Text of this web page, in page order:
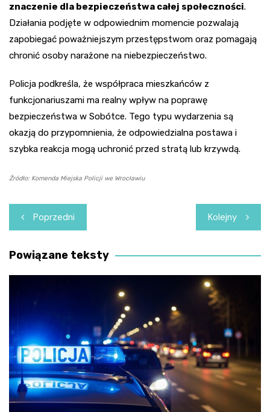
znaczenie dla bezpieczeństwa całej społeczności.
Działania podjęte w odpowiednim momencie pozwalają
zapobiegać poważniejszym przestępstwom oraz pomagają
chronić osoby narażone na niebezpieczeństwo.
Policja podkreśla, że współpraca mieszkańców z
funkcjonariuszami ma realny wpływ na poprawę
bezpieczeństwa w Sobótce. Tego typu wydarzenia są
okazją do przypomnienia, że odpowiedzialna postawa i
szybka reakcja mogą uchronić przed stratą lub krzywdą.
Źródło: Komenda Miejska Policji we Wrocławiu
Nawigacja
wpisu
Poprzedni Kolejny
Powiązane teksty